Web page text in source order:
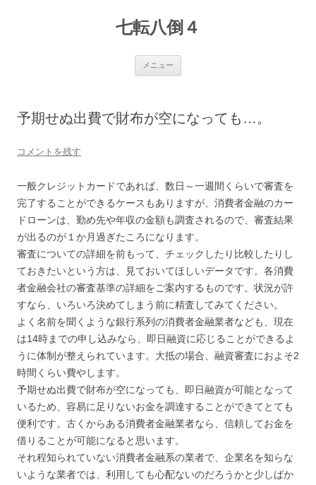
七転八倒４
メニュー
ス
予期せぬ出費で財布が空になっても…。
コメントを残す
一般クレジットカードであれば、数日～一週間くらいで審査を
完了することができるケースもありますが、消費者金融のカー
ドローンは、勤め先や年収の金額も調査されるので、審査結果
が出るのが１か月過ぎたころになります。
審査についての詳細を前もって、チェックしたり比較したりし
ておきたいという方は、見ておいてほしいデータです。各消費
者金融会社の審査基準の詳細をご案内するものです。状況が許
すなら、いろいろ決めてしまう前に精査してみてください。
よく名前を聞くような銀行系列の消費者金融業者なども、現在
は14時までの申し込みなら、即日融資に応じることができるよ
うに体制が整えられています。大抵の場合、融資審査におよそ2
時間くらい費やします。
予期せぬ出費で財布が空になっても、即日融資が可能となって
いるため、容易に足りないお金を調達することができてとても
便利です。古くからある消費者金融業者なら、信頼してお金を
借りることが可能になると思います。
それ程知られていない消費者金融系の業者で、企業名を知らな
いような業者では、利用しても心配ないのだろうかと少しばか